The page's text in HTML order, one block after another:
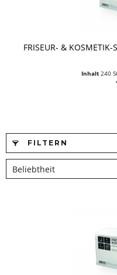
FRISEUR- & KOSMETIK-
Inhalt 240
FILTERN